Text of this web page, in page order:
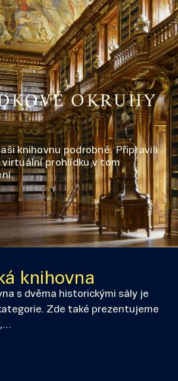
OKRUHY
knihovnu podrobně. Připravili
virtuální prohlídku v tom
knihovna
s dvěma historickými sály je
Zde také prezentujeme